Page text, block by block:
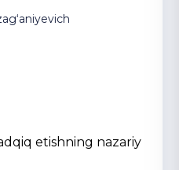
etishning nazariy